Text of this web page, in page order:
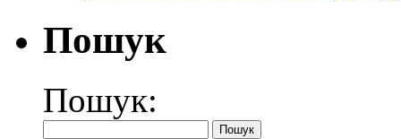
Пошук
Пошук: